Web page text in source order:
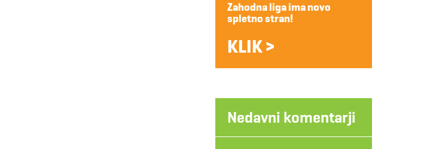
Zahodna liga ima novo
spletno stran!
KLIK >
Nedavni komentarji